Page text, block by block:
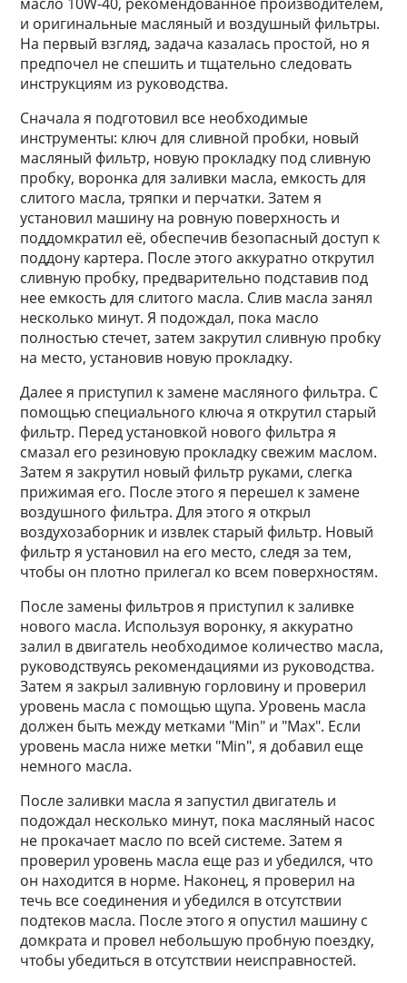
и оригинальные масляный и воздушный фильтры.
На первый взгляд, задача казалась простой, но я
предпочел не спешить и тщательно следовать
инструкциям из руководства.
Сначала я подготовил все необходимые
инструменты: ключ для сливной пробки, новый
масляный фильтр, новую прокладку под сливную
пробку, воронка для заливки масла, емкость для
слитого масла, тряпки и перчатки. Затем я
установил машину на ровную поверхность и
поддомкратил её, обеспечив безопасный доступ к
поддону картера. После этого аккуратно открутил
сливную пробку, предварительно подставив под
нее емкость для слитого масла. Слив масла занял
несколько минут. Я подождал, пока масло
полностью стечет, затем закрутил сливную пробку
на место, установив новую прокладку.
Далее я приступил к замене масляного фильтра. С
помощью специального ключа я открутил старый
фильтр. Перед установкой нового фильтра я
смазал его резиновую прокладку свежим маслом.
Затем я закрутил новый фильтр руками, слегка
прижимая его. После этого я перешел к замене
воздушного фильтра. Для этого я открыл
воздухозаборник и извлек старый фильтр. Новый
фильтр я установил на его место, следя за тем,
чтобы он плотно прилегал ко всем поверхностям.
После замены фильтров я приступил к заливке
нового масла. Используя воронку, я аккуратно
залил в двигатель необходимое количество масла,
руководствуясь рекомендациями из руководства.
Затем я закрыл заливную горловину и проверил
уровень масла с помощью щупа. Уровень масла
должен быть между метками "Min" и "Max". Если
уровень масла ниже метки "Min", я добавил еще
немного масла.
После заливки масла я запустил двигатель и
подождал несколько минут, пока масляный насос
не прокачает масло по всей системе. Затем я
проверил уровень масла еще раз и убедился, что
он находится в норме. Наконец, я проверил на
течь все соединения и убедился в отсутствии
подтеков масла. После этого я опустил машину с
домкрата и провел небольшую пробную поездку,
чтобы убедиться в отсутствии неисправностей.